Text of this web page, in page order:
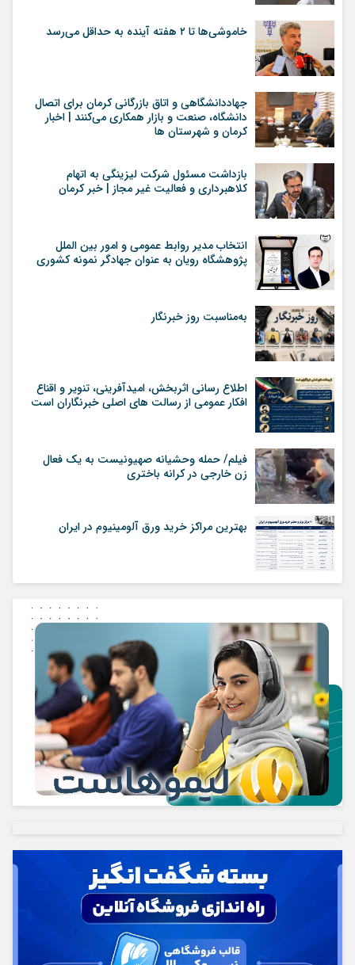
خاموشی‌ها تا ۲ هفته آینده به حداقل می‌رسد
جهاددانشگاهی و اتاق بازرگانی کرمان برای اتصال
دانشگاه، صنعت و بازار همکاری می‌کنند | اخبار
کرمان و شهرستان ها
بازداشت مسئول شرکت لیزینگی به اتهام
کلاهبرداری و فعالیت غیر مجاز | خبر کرمان
انتخاب مدیر روابط عمومی و امور بین الملل
پژوهشگاه رویان به عنوان جهادگر نمونه کشوری
به‌مناسبت روز خبرنگار
اطلاع رسانی اثربخش، امیدآفرینی، تنویر و اقناع
افکار عمومی از رسالت های اصلی خبرنگاران است
فیلم/ حمله وحشیانه صهیونیست به یک فعال
زن خارجی در کرانه باختری
بهترین مراکز خرید ورق آلومینیوم در ایران